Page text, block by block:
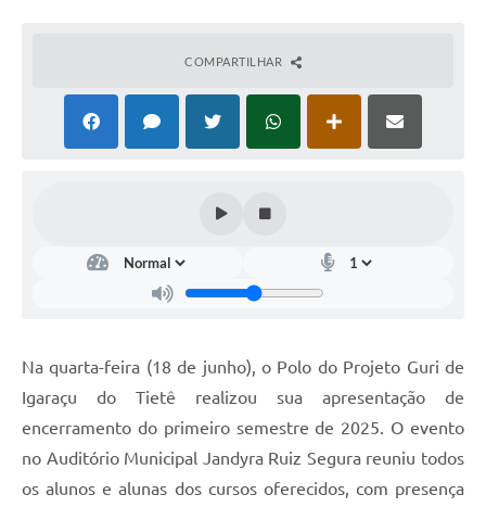
COMPARTILHAR
Na quarta-feira (18 de junho), o Polo do Projeto Guri de
Igaraçu do Tietê realizou sua apresentação de
encerramento do primeiro semestre de 2025. O evento
no Auditório Municipal Jandyra Ruiz Segura reuniu todos
os alunos e alunas dos cursos oferecidos, com presença